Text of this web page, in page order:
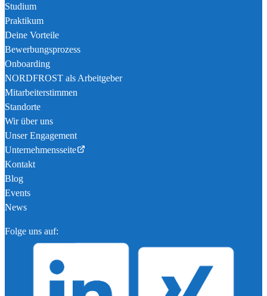
Studium
Praktikum
Deine Vorteile
Bewerbungsprozess
Onboarding
NORDFROST als Arbeitgeber
Mitarbeiterstimmen
Standorte
Wir über uns
Unser Engagement
Unternehmensseite
Kontakt
Blog
Events
News
Folge uns auf: